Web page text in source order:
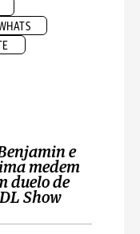
e
medem
duelo de
Show